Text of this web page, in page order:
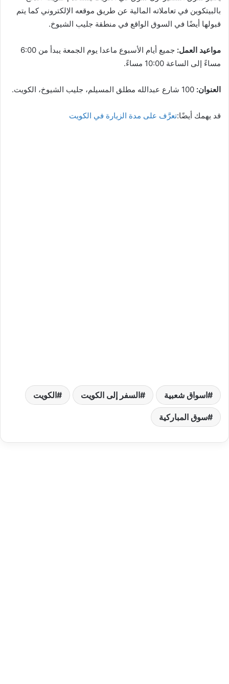
بالبيتكوين في تعاملاته المالية عن طريق موقعه الإلكتروني كما يتم
قبولها أيضًا في السوق الواقع في منطقة جليب الشيوخ.
مواعيد العمل:
جميع أيام الأسبوع ماعدا يوم الجمعة يبدأ من 6:00
مساءً إلى الساعة 10:00 مساءً.
العنوان:
قد يهمك أيضًا:تعرَّف على مدة الزيارة في الكويت
اسواق شعبية السفر إلى الكويت الكويت
سوق المباركية